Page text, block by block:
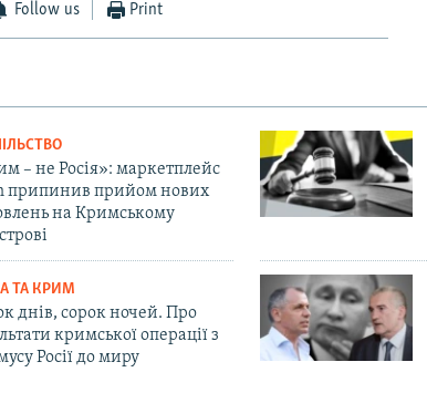
Follow us Print
– не Росія»: маркетплейс
припинив прийом нових
на Кримському
ТА КРИМ
днів, сорок ночей. Про
кримської операції з
Росії до миру